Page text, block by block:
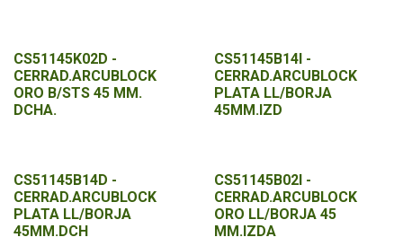
CS51145K02D -
CERRAD.ARCUBLOCK
ORO B/STS 45 MM.
DCHA.
CS51145B14I -
CERRAD.ARCUBLOCK
PLATA LL/BORJA
45MM.IZD
CS51145B14D -
CERRAD.ARCUBLOCK
PLATA LL/BORJA
45MM.DCH
CS51145B02I -
CERRAD.ARCUBLOCK
ORO LL/BORJA 45
MM.IZDA